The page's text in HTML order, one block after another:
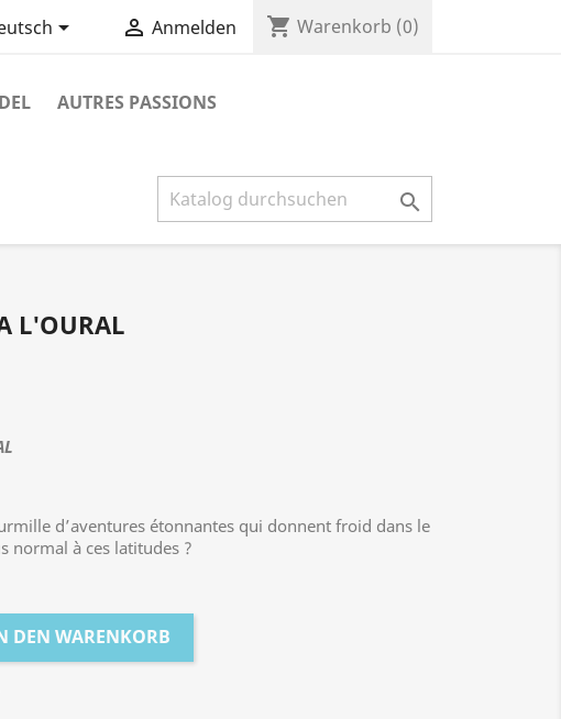
  Anmelden shopping_cart Warenkorb (0)
AUTRES PASSIONS

L'OURAL
d’aventures étonnantes qui donnent froid dans le
normal à ces latitudes ?
DEN WARENKORB